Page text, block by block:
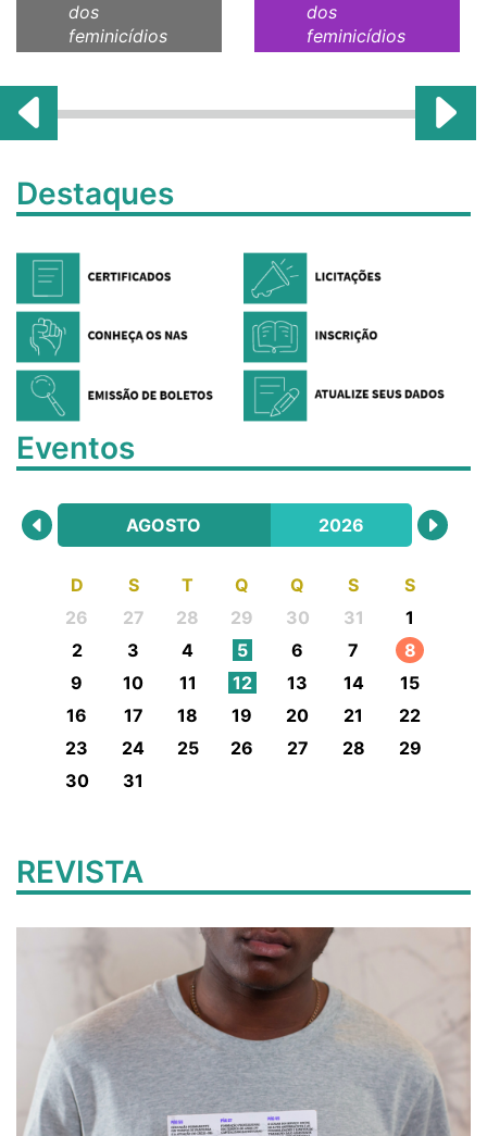
dos
feminicídios
dos
feminicídios
Destaques
Eventos
AGOSTO 2026
D S T Q Q S
S
26
27 28 29 30 31
1
2
3 4 5 6 7
8
9
10 11 12 13 14
15
16
17 18 19 20 21
22
23
24 25 26 27 28
29
30
31
REVISTA